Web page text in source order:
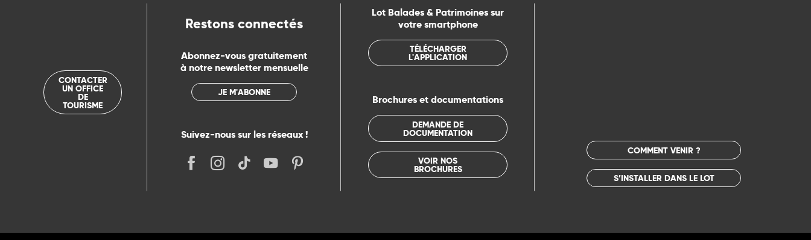
CONTACTER
UN OFFICE
DE
TOURISME
Restons connectés
Abonnez-vous gratuitement
à notre newsletter mensuelle
JE M'ABONNE
Suivez-nous sur les réseaux !
Lot Balades & Patrimoines sur
votre smartphone
TÉLÉCHARGER
L'APPLICATION
Brochures et documentations
DEMANDE DE
DOCUMENTATION
VOIR NOS
BROCHURES
COMMENT VENIR ?
S’INSTALLER DANS LE LOT